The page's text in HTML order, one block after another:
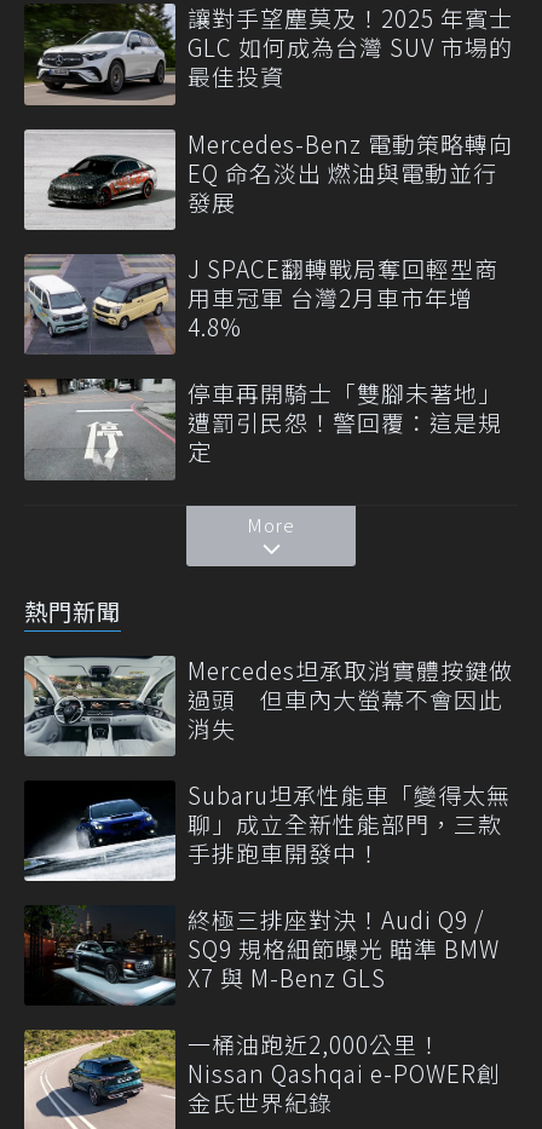
讓對手望塵莫及！2025 年賓士
GLC 如何成為台灣 SUV 市場的
最佳投資
Mercedes-Benz 電動策略轉向
EQ 命名淡出 燃油與電動並行
發展
J SPACE翻轉戰局奪回輕型商
用車冠軍 台灣2月車市年增
4.8%
停車再開騎士「雙腳未著地」
遭罰引民怨！警回覆：這是規
定
More
熱門新聞
Mercedes坦承取消實體按鍵做
過頭 但車內大螢幕不會因此
消失
Subaru坦承性能車「變得太無
聊」成立全新性能部門，三款
手排跑車開發中！
終極三排座對決！Audi Q9 /
SQ9 規格細節曝光 瞄準 BMW
X7 與 M-Benz GLS
一桶油跑近2,000公里！
Nissan Qashqai e-POWER創
金氏世界紀錄